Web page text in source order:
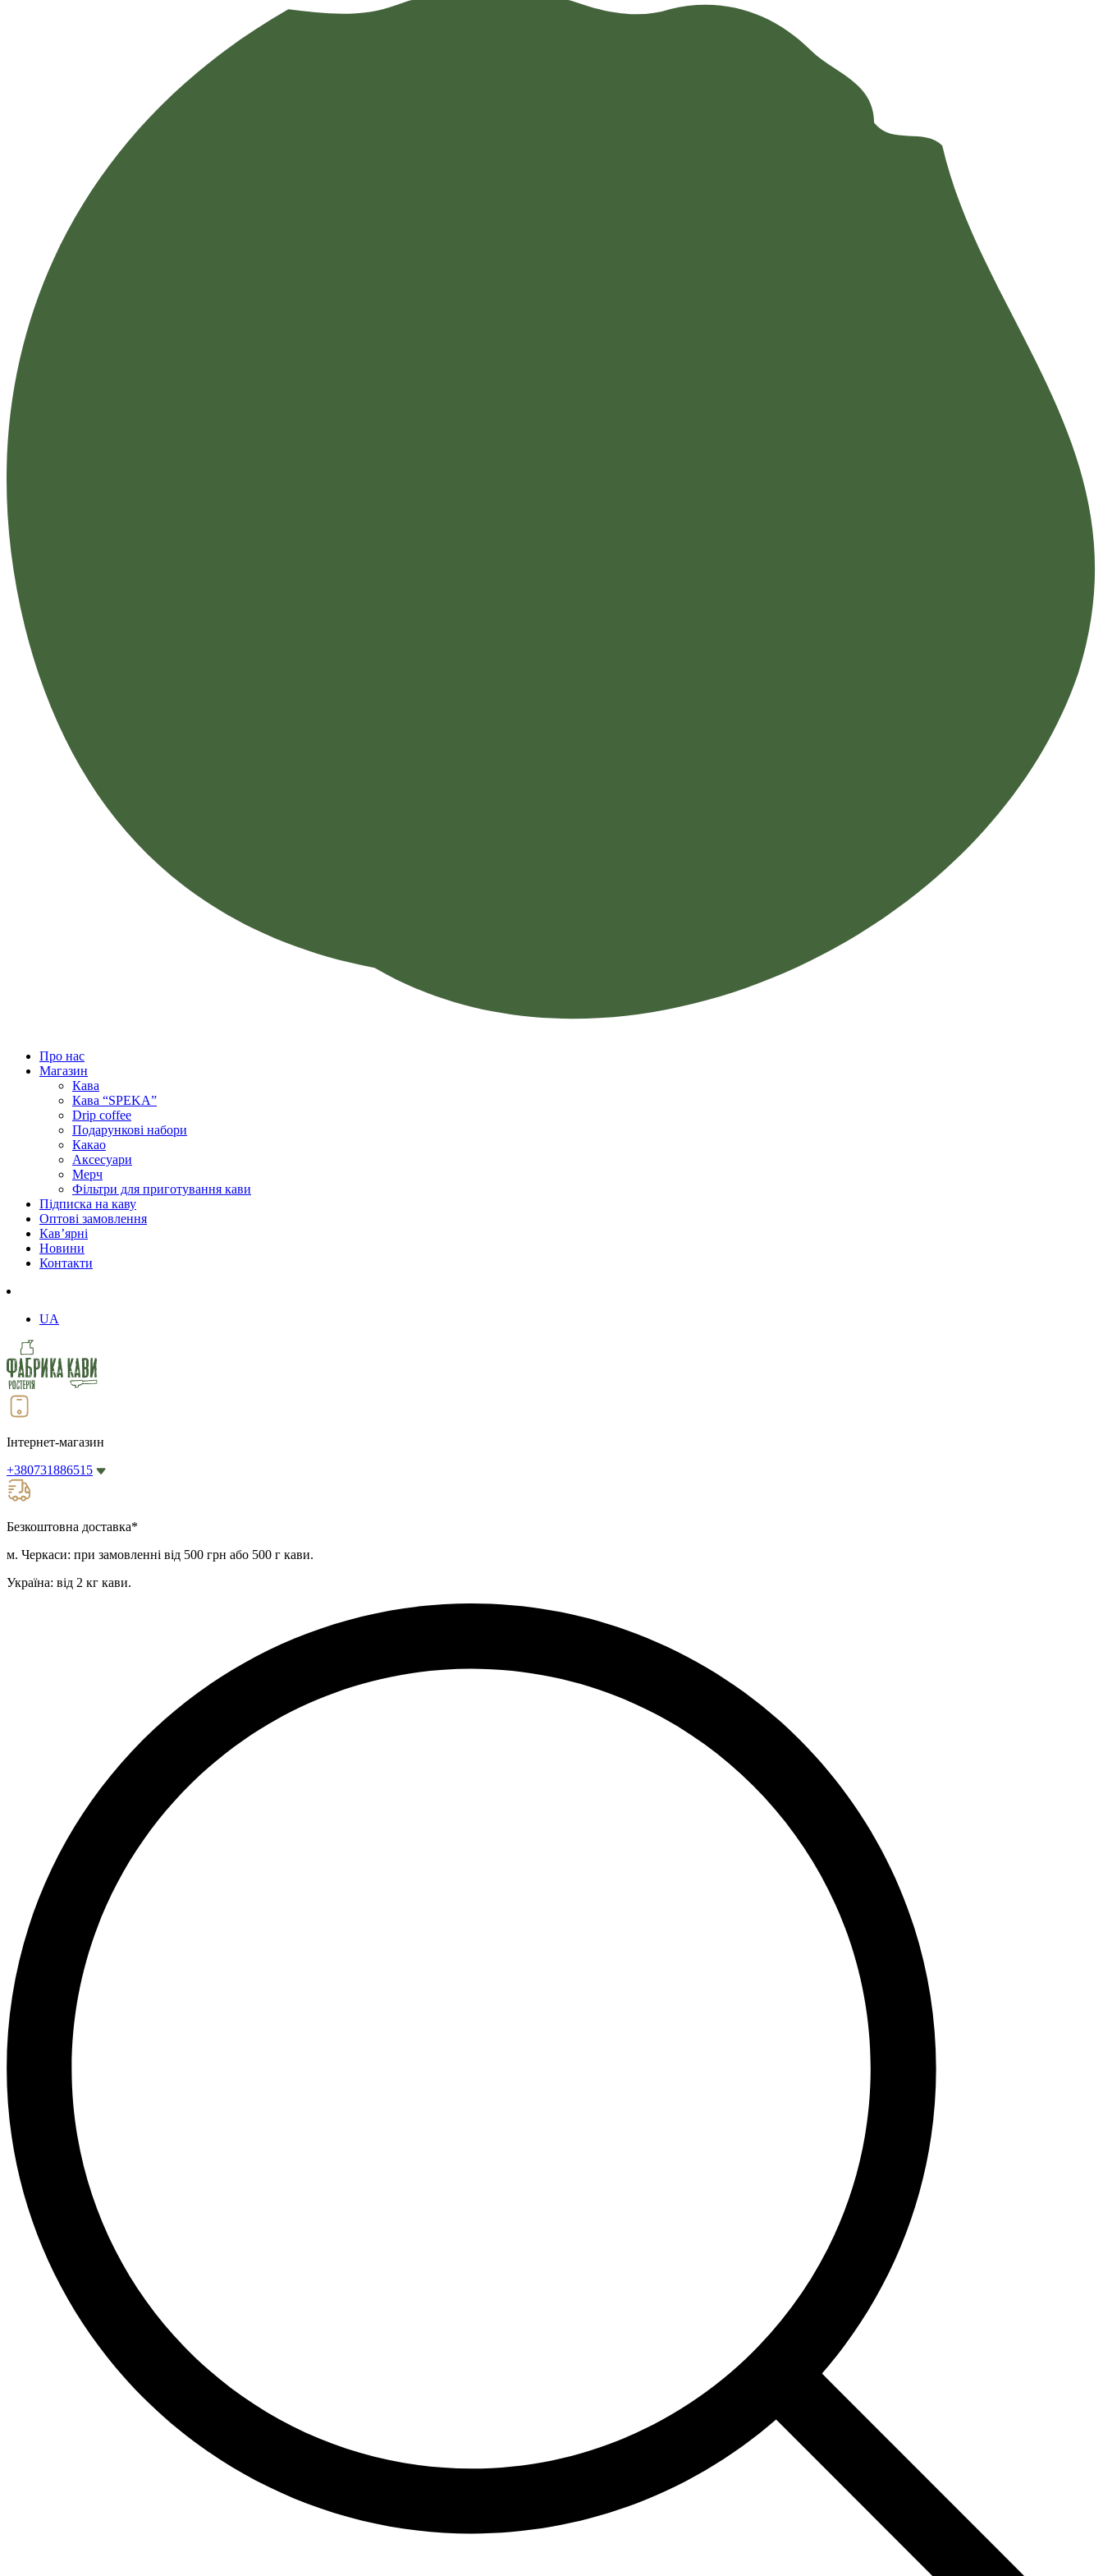
Про нас
Магазин
Кава
Кава “SPEKA”
Drip coffee
Подарункові набори
Какао
Аксесуари
Мерч
Фільтри для приготування кави
Підписка на каву
Оптові замовлення
Кав’ярні
Новини
Контакти
UA
Інтернет-магазин
+380731886515
Безкоштовна доставка*
м. Черкаси: при замовленні від 500 грн або 500 г кави.
Україна: від 2 кг кави.